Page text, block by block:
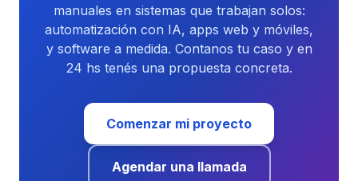
manuales en sistemas que trabajan solos:
automatización con IA, apps web y móviles,
y software a medida. Contanos tu caso y en
24 hs tenés una propuesta concreta.
Comenzar mi proyecto
Agendar una llamada